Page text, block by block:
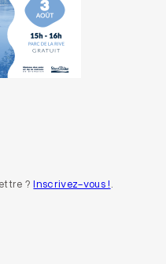
?Inscrivez-vous !.